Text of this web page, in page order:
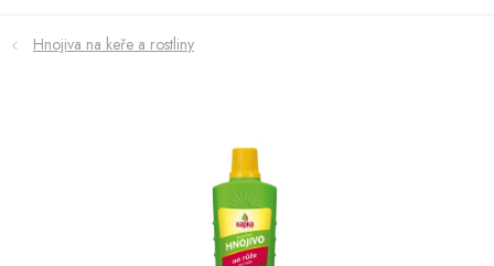
Zahrada
Chovatelské potřeby
Hnojiva na keře a rostliny